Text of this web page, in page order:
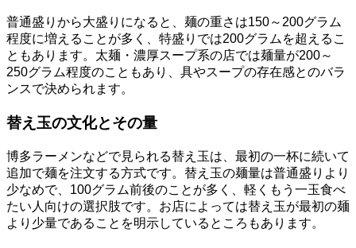
普通盛りから大盛りになると、麺の重さは150～200グラム
程度に増えることが多く、特盛りでは200グラムを超えるこ
ともあります。太麺・濃厚スープ系の店では麺量が200～
250グラム程度のこともあり、具やスープの存在感とのバラ
ンスで決められます。
替え玉の文化とその量
博多ラーメンなどで見られる替え玉は、最初の一杯に続いて
追加で麺を注文する方式です。替え玉の麺量は普通盛りより
少なめで、100グラム前後のことが多く、軽くもう一玉食べ
たい人向けの選択肢です。お店によっては替え玉が最初の麺
より少量であることを明示しているところもあります。